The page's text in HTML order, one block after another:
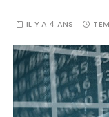
IL Y A 4 ANS